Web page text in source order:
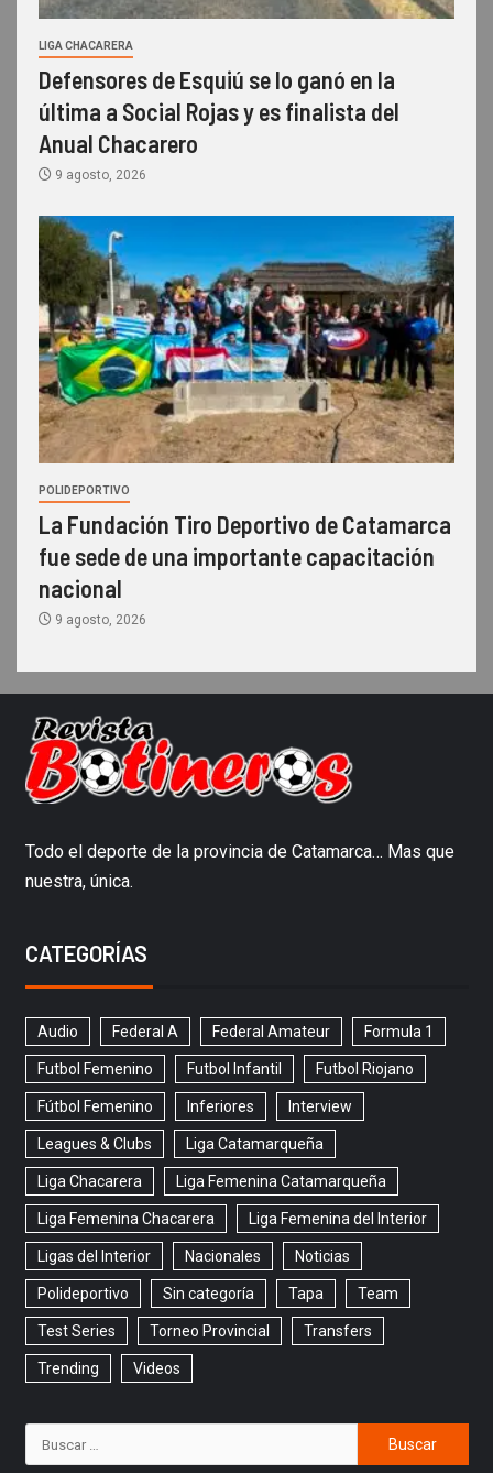
LIGA CHACARERA
Defensores de Esquiú se lo ganó en la
última a Social Rojas y es finalista del
Anual Chacarero
9 agosto, 2026
POLIDEPORTIVO
La Fundación Tiro Deportivo de Catamarca
fue sede de una importante capacitación
nacional
9 agosto, 2026
Todo el deporte de la provincia de Catamarca… Mas que
nuestra, única.
CATEGORÍAS
Audio Federal A Federal Amateur Formula 1
Futbol Femenino Futbol Infantil Futbol Riojano
Fútbol Femenino Inferiores Interview
Leagues & Clubs Liga Catamarqueña
Liga Chacarera Liga Femenina Catamarqueña
Liga Femenina Chacarera Liga Femenina del Interior
Ligas del Interior Nacionales Noticias
Polideportivo Sin categoría Tapa Team
Test Series Torneo Provincial Transfers
Trending Videos